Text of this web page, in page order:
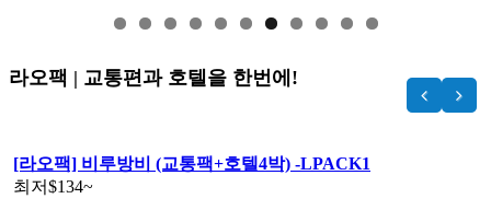
라오팩 | 교통편과 호텔을 한번에!
[라오팩] 비루방비 (교통팩+호텔4박) -LPACK1
최저$134~